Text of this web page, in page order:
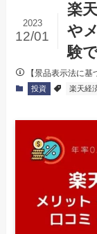
楽
や
験
2023
12/01
【景品表示法に
投資 楽天経